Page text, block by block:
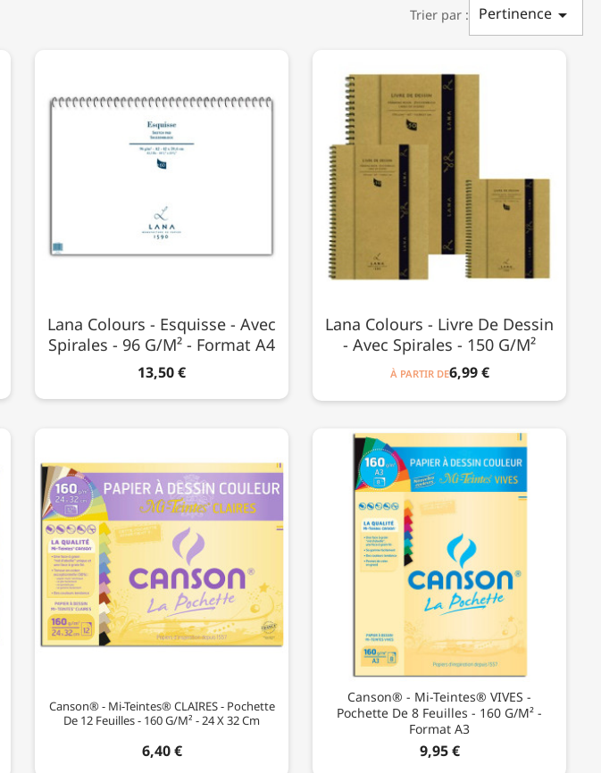
Trier par : Pertinence 
Lana Colours - Esquisse - Avec
Spirales - 96 G/m² - Format A4
13,50 €
Lana Colours - Livre De Dessin
- Avec Spirales - 150 G/m²
À PARTIR DE6,99 €
Canson® - Mi-Teintes® CLAIRES - Pochette
De 12 Feuilles - 160 G/m² - 24 X 32 Cm
6,40 €
Canson® - Mi-Teintes® VIVES -
Pochette De 8 Feuilles - 160 G/m² -
Format A3
9,95 €